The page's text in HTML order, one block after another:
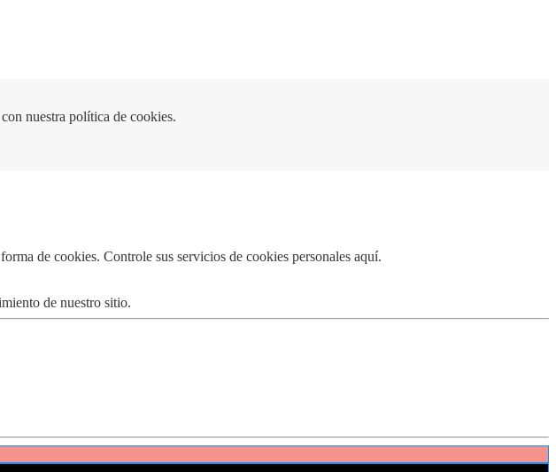
nuestra política de cookies.
de cookies. Controle sus servicios de cookies personales aquí.
de nuestro sitio.